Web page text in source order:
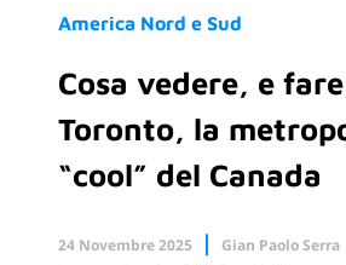
America Nord e Sud
Cosa vedere, e
Toronto, la
“cool” del Canada
24 Novembre 2025
Gian Paolo Serra